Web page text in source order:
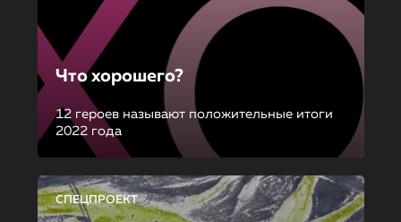
Что хорошего?
12 героев называют положительные итоги
2022 года
СПЕЦПРОЕКТ